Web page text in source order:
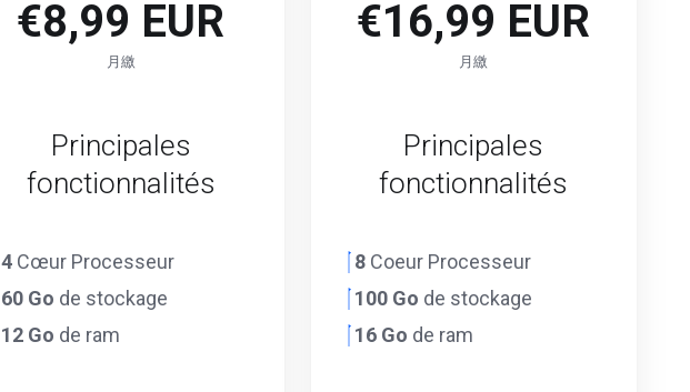
€8,99 EUR
月繳
Principales
fonctionnalités
4 Cœur Processeur
60 Go de stockage
12 Go de ram
€16,99 EUR
月繳
Principales
fonctionnalités
8 Coeur Processeur
100 Go de stockage
16 Go de ram